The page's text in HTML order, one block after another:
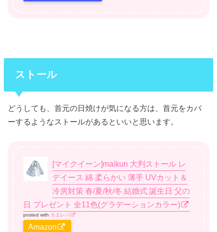
ストール
どうしても、首元の日焼けが気になる方は、首元をカバ
ーするようなストールがあるといいと思います。
[マイクイーン]maikun 大判ストール レ
デイース 綿 柔らかい 薄手 UVカット＆
冷房対策 春/夏/秋/冬 結婚式 誕生日 父の
日 プレゼント 全11色(グラデーションカラー)
posted with カエレバ
Amazon